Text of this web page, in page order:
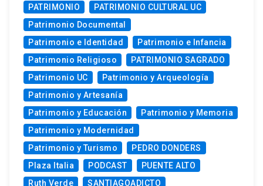
PATRIMONIO
PATRIMONIO CULTURAL UC
Patrimonio Documental
Patrimonio e Identidad
Patrimonio e Infancia
Patrimonio Religioso
PATRIMONIO SAGRADO
Patrimonio UC
Patrimonio y Arqueología
Patrimonio y Artesanía
Patrimonio y Educación
Patrimonio y Memoria
Patrimonio y Modernidad
Patrimonio y Turismo
PEDRO DONDERS
Plaza Italia
PODCAST
PUENTE ALTO
Ruth Verde
SANTIAGOADICTO